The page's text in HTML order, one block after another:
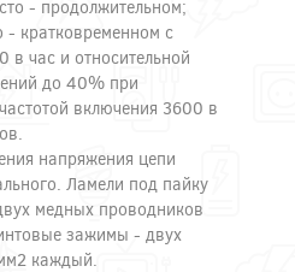
- продолжительном;
- кратковременном с
в час и относительной
до 40% при
включения 3600 в
напряжения цепи
Ламели под пайку
медных проводников
зажимы - двух
каждый.